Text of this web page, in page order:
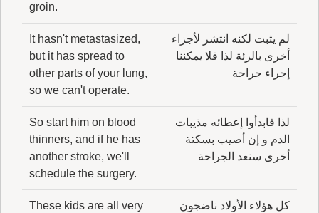
groin.
لم يثبت لكنه انتشر لأجزاء
أخرى بالرئة لذا فلا يمكننا
إجراء جراحة
It hasn't metastasized,
but it has spread to
other parts of your lung,
so we can't operate.
لذا فابدأوا إعطائه مذيبات
الدم و إن أصيب بسكتة
أخرى سنعد الجراحة
So start him on blood
thinners, and if he has
another stroke, we'll
schedule the surgery.
كل هؤلاء الأولاد ناضجون
These kids are all very